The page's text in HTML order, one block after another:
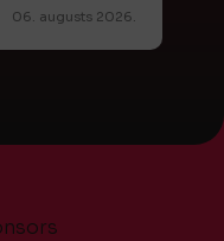
06. augusts 2026.